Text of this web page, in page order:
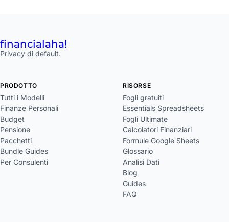
financialaha!
Privacy di default.
PRODOTTO
Tutti i Modelli
Finanze Personali
Budget
Pensione
Pacchetti
Bundle Guides
Per Consulenti
RISORSE
Fogli gratuiti
Essentials Spreadsheets
Fogli Ultimate
Calcolatori Finanziari
Formule Google Sheets
Glossario
Analisi Dati
Blog
Guides
FAQ